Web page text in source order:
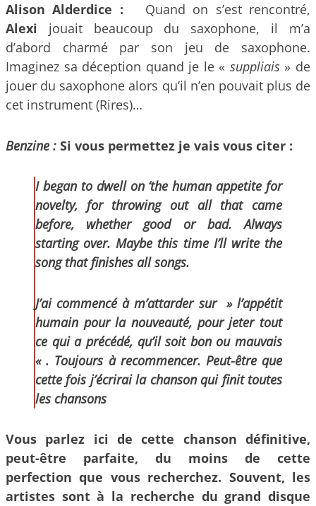
Alison Alderdice : Quand on s’est rencontré,
Alexi jouait beaucoup du saxophone, il m’a
d’abord charmé par son jeu de saxophone.
Imaginez sa déception quand je le « suppliais» de
jouer du saxophone alors qu’il n’en pouvait plus de
cet instrument (Rires)…
Benzine : Si vous permettez je vais vous citer :
I began to dwell on ‘the human appetite for
novelty, for throwing out all that came
before, whether good or bad. Always
starting over. Maybe this time I’ll write the
song that finishes all songs.
J’ai commencé à m’attarder sur » l’appétit
humain pour la nouveauté, pour jeter tout
ce qui a précédé, qu’il soit bon ou mauvais
« . Toujours à recommencer. Peut-être que
cette fois j’écrirai la chanson qui finit toutes
les chansons
Vous parlez ici de cette chanson définitive,
peut-être parfaite, du moins de cette
perfection que vous recherchez. Souvent, les
artistes sont à la recherche du grand disque